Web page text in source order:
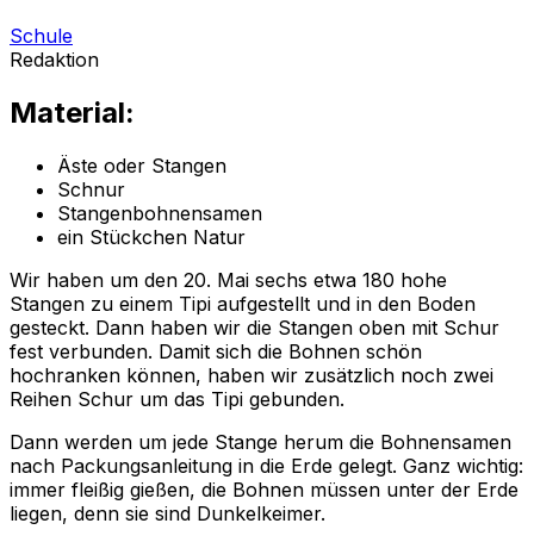
Schule
Redaktion
Material:
Äste oder Stangen
Schnur
Stangenbohnensamen
ein Stückchen Natur
Wir haben um den 20. Mai sechs etwa 180 hohe
Stangen zu einem Tipi aufgestellt und in den Boden
gesteckt. Dann haben wir die Stangen oben mit Schur
fest verbunden. Damit sich die Bohnen schön
hochranken können, haben wir zusätzlich noch zwei
Reihen Schur um das Tipi gebunden.
Dann werden um jede Stange herum die Bohnensamen
nach Packungsanleitung in die Erde gelegt. Ganz wichtig:
immer fleißig gießen, die Bohnen müssen unter der Erde
liegen, denn sie sind Dunkelkeimer.